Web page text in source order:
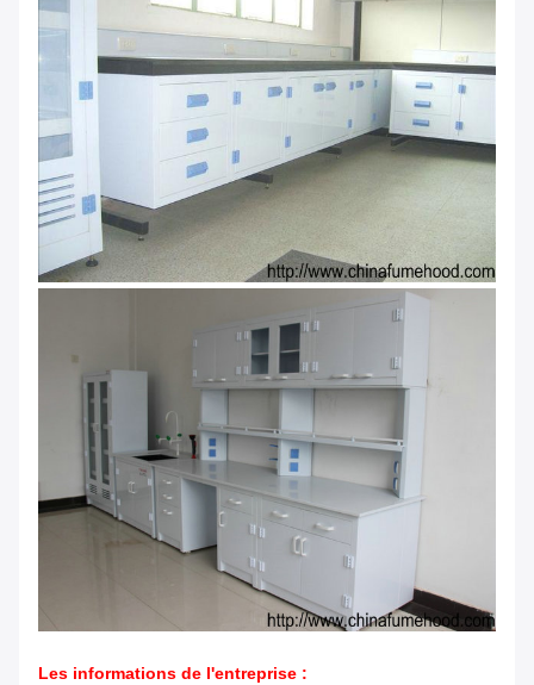
Les informations de l'entreprise :